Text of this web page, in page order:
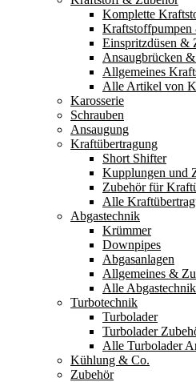
Komplette
Kraftstoffpumpen
Einspritzdüsen &
Ansaugbrücken
Allgemeines
Alle Artikel von
Karosserie
Schrauben
Ansaugung
Kraftübertragung
Short Shifter
Kupplungen und
Zubehör für
Alle
Abgastechnik
Krümmer
Downpipes
Abgasanlagen
Allgemeines &
Alle
Turbotechnik
Turbolader
Turbolader
Alle Turbolader
Kühlung & Co.
Zubehör